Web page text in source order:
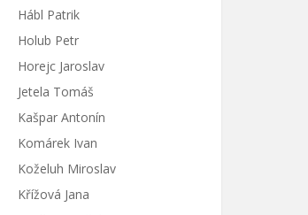
Hábl Patrik
Holub Petr
Horejc Jaroslav
Jetela Tomáš
Kašpar Antonín
Komárek Ivan
Koželuh Miroslav
Křížová Jana